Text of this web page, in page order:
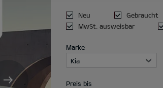
MEHR
Neu Gebraucht
MwSt. ausweisbar
Marke
Kia
Preis bis